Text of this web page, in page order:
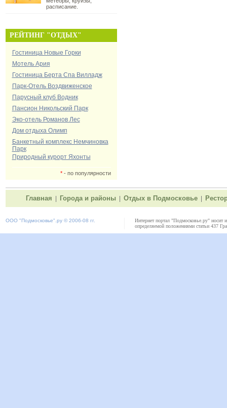
расписание.
РЕЙТИНГ "ОТДЫХ"
Гостиница Новые Горки
Мотель Ария
Гостиница Берта Спа Вилладж
Парк-Отель Воздвиженское
Парусный клуб Водник
Пансион Никольский Парк
Эко-отель Романов Лес
Дом отдыха Олимп
Банкетный комплекс Немчиновка
Парк
Природный курорт Яхонты
*- по популярности
Главная Города и районы Отдых в Подмосковье
ООО "Подмосковье" .ру © 2006-08 гг.
Интернет портал "Подмосковье.ру" носит
определяемой положениями статьи 437